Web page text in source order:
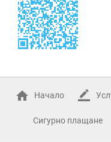
Начало
Сигурно плащане